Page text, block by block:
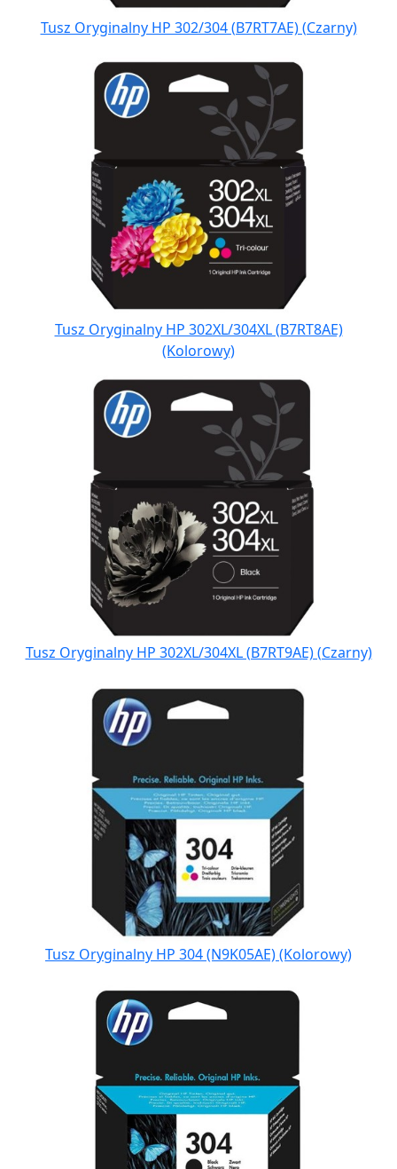
Tusz Oryginalny HP 302/304 (B7RT7AE) (Czarny)
Tusz Oryginalny HP 302XL/304XL (B7RT8AE)
(Kolorowy)
Tusz Oryginalny HP 302XL/304XL (B7RT9AE) (Czarny)
Tusz Oryginalny HP 304 (N9K05AE) (Kolorowy)